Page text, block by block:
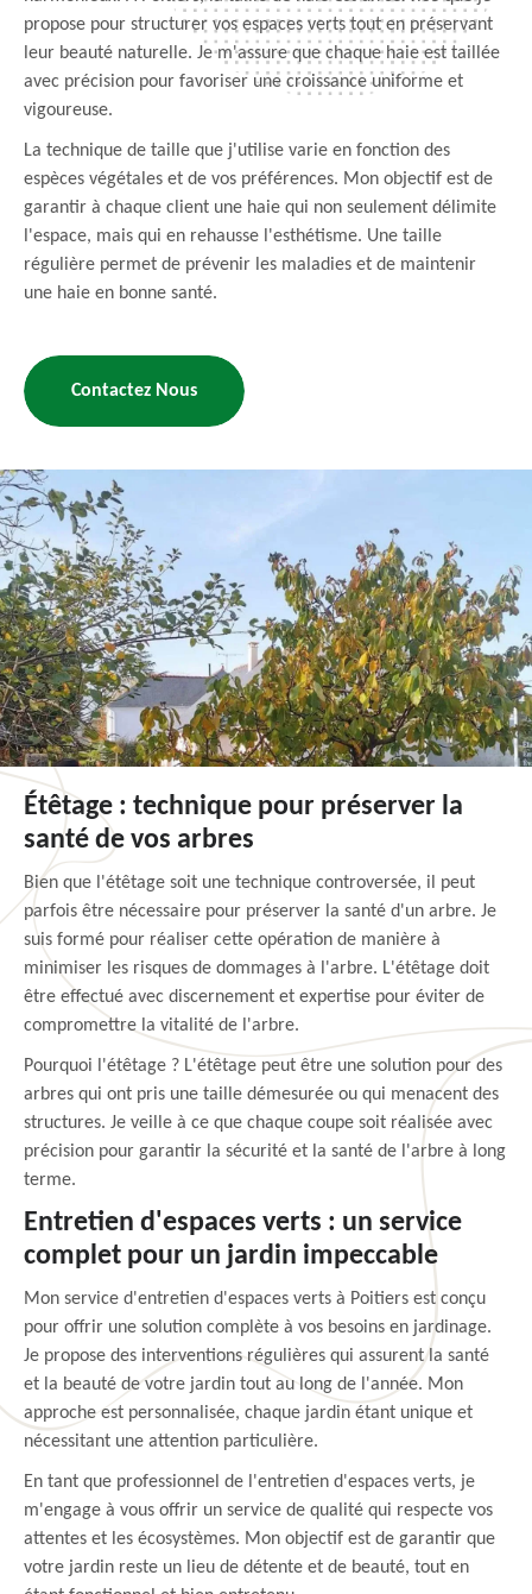
propose pour structurer vos espaces verts tout en préservant
leur beauté naturelle. Je m'assure que chaque haie est taillée
avec précision pour favoriser une croissance uniforme et
vigoureuse.
La technique de taille que j'utilise varie en fonction des
espèces végétales et de vos préférences. Mon objectif est de
garantir à chaque client une haie qui non seulement délimite
l'espace, mais qui en rehausse l'esthétisme. Une taille
régulière permet de prévenir les maladies et de maintenir
une haie en bonne santé.
Contactez Nous
Étêtage : technique pour préserver la
santé de vos arbres
Bien que l'étêtage soit une technique controversée, il peut
parfois être nécessaire pour préserver la santé d'un arbre. Je
suis formé pour réaliser cette opération de manière à
minimiser les risques de dommages à l'arbre. L'étêtage doit
être effectué avec discernement et expertise pour éviter de
compromettre la vitalité de l'arbre.
Pourquoi l'étêtage ? L'étêtage peut être une solution pour des
arbres qui ont pris une taille démesurée ou qui menacent des
structures. Je veille à ce que chaque coupe soit réalisée avec
précision pour garantir la sécurité et la santé de l'arbre à long
terme.
Entretien d'espaces verts : un service
complet pour un jardin impeccable
Mon service d'entretien d'espaces verts à Poitiers est conçu
pour offrir une solution complète à vos besoins en jardinage.
Je propose des interventions régulières qui assurent la santé
et la beauté de votre jardin tout au long de l'année. Mon
approche est personnalisée, chaque jardin étant unique et
nécessitant une attention particulière.
En tant que professionnel de l'entretien d'espaces verts, je
m'engage à vous offrir un service de qualité qui respecte vos
attentes et les écosystèmes. Mon objectif est de garantir que
votre jardin reste un lieu de détente et de beauté, tout en